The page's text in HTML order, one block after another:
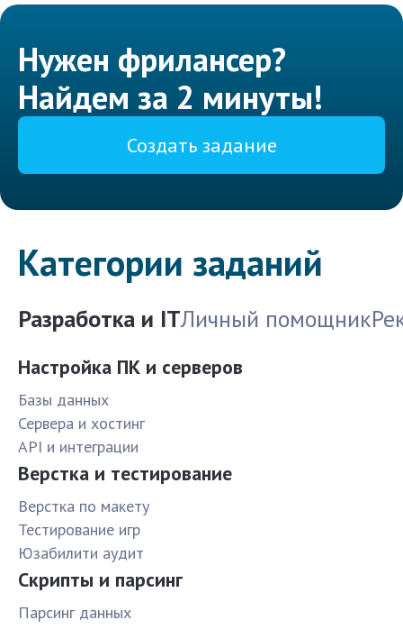
Нужен фрилансер?
Найдем за 2 минуты!
Создать задание
Категории заданий
Разработка и ITЛичный помощник
Настройка ПК и серверов
Базы данных
Сервера и хостинг
API и интеграции
Верстка и тестирование
Верстка по макету
Тестирование игр
Юзабилити аудит
Скрипты и парсинг
Парсинг данных